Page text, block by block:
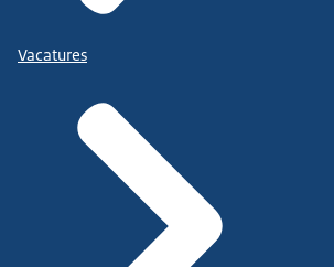
Vacatures